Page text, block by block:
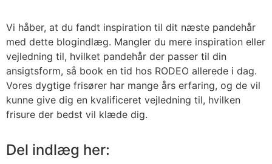
Vi håber, at du fandt inspiration til dit næste pandehår
med dette blogindlæg. Mangler du mere inspiration eller
vejledning til, hvilket pandehår der passer til din
ansigtsform, så book en tid hos RODEO allerede i dag.
Vores dygtige frisører har mange års erfaring, og de vil
kunne give dig en kvalificeret vejledning til, hvilken
frisure der bedst vil klæde dig.
Del indlæg her: